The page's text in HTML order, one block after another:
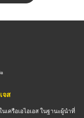
จส
ครือเอไอเอส ในฐานะผู้นำที่